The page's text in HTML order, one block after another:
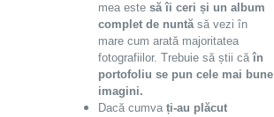
mea este să îi ceri și un album
complet de nuntăsă vezi în
mare cum arată majoritatea
fotografiilor. Trebuie să știi căîn
portofoliu se pun cele mai bune
imagini.
Dacă cumvați-au plăcut